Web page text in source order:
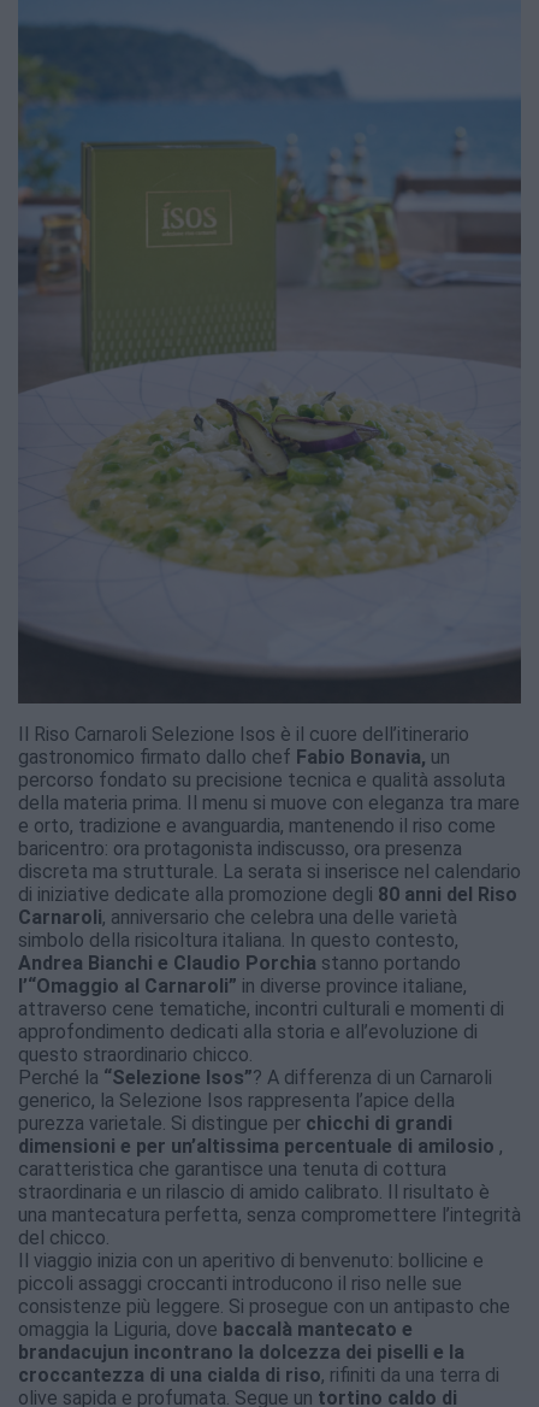
Il Riso Carnaroli Selezione Isos è il cuore dell’itinerario
gastronomico firmato dallo chef Fabio Bonavia, un
percorso fondato su precisione tecnica e qualità assoluta
della materia prima. Il menu si muove con eleganza tra mare
e orto, tradizione e avanguardia, mantenendo il riso come
baricentro: ora protagonista indiscusso, ora presenza
discreta ma strutturale. La serata si inserisce nel calendario
di iniziative dedicate alla promozione degli 80 anni del Riso
Carnaroli, anniversario che celebra una delle varietà
simbolo della risicoltura italiana. In questo contesto,
Andrea Bianchi e Claudio Porchia stanno portando
l’“Omaggio al Carnaroli” in diverse province italiane,
attraverso cene tematiche, incontri culturali e momenti di
approfondimento dedicati alla storia e all’evoluzione di
questo straordinario chicco.
Perché la “Selezione Isos”? A differenza di un Carnaroli
generico, la Selezione Isos rappresenta l’apice della
purezza varietale. Si distingue per chicchi di grandi
dimensioni e per un’altissima percentuale di amilosio ,
caratteristica che garantisce una tenuta di cottura
straordinaria e un rilascio di amido calibrato. Il risultato è
una mantecatura perfetta, senza compromettere l’integrità
del chicco.
Il viaggio inizia con un aperitivo di benvenuto: bollicine e
piccoli assaggi croccanti introducono il riso nelle sue
consistenze più leggere. Si prosegue con un antipasto che
omaggia la Liguria, dove baccalà mantecato e
brandacujun incontrano la dolcezza dei piselli e la
croccantezza di una cialda di riso, rifiniti da una terra di
olive sapida e profumata. Segue un tortino caldo di